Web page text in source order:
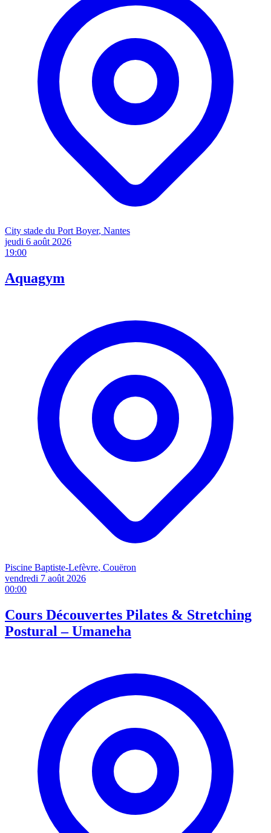
City stade du Port Boyer, Nantes
jeudi 6 août 2026
19:00
Aquagym
Piscine Baptiste-Lefèvre, Couëron
vendredi 7 août 2026
00:00
Cours Découvertes Pilates & Stretching
Postural – Umaneha